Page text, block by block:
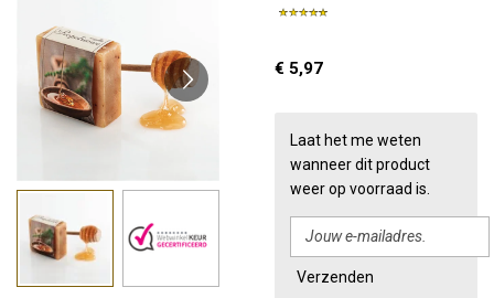
€ 5,97
Laat het me weten
wanneer dit product
weer op voorraad is.
Verzenden